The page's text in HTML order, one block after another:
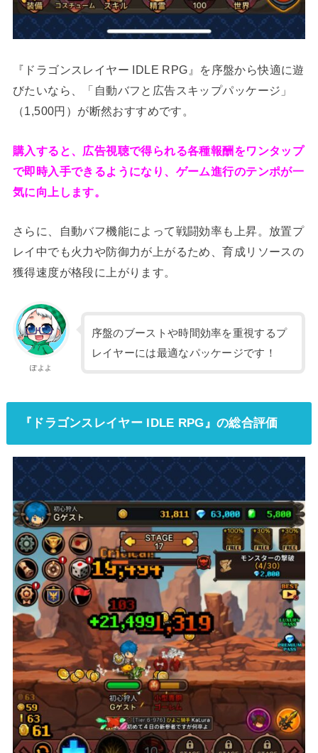
『ドラゴンスレイヤー IDLE RPG』を序盤から快適に遊
びたいなら、「自動バフと広告スキップパッケージ」
（1,500円）が断然おすすめです。
購入すると、広告視聴で得られる各種報酬をワンタップ
で即時入手できるようになり、ゲーム進行のテンポが一
気に向上します。
さらに、自動バフ機能によって戦闘効率も上昇。放置プ
レイ中でも火力や防御力が上がるため、育成リソースの
獲得速度が格段に上がります。
ぽよよ
序盤のブーストや時間効率を重視するプ
レイヤーには最適なパッケージです！
『ドラゴンスレイヤー IDLE RPG』の総合評価